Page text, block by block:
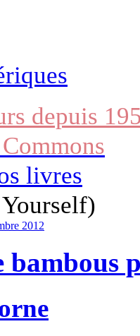
depuis
livres
2012